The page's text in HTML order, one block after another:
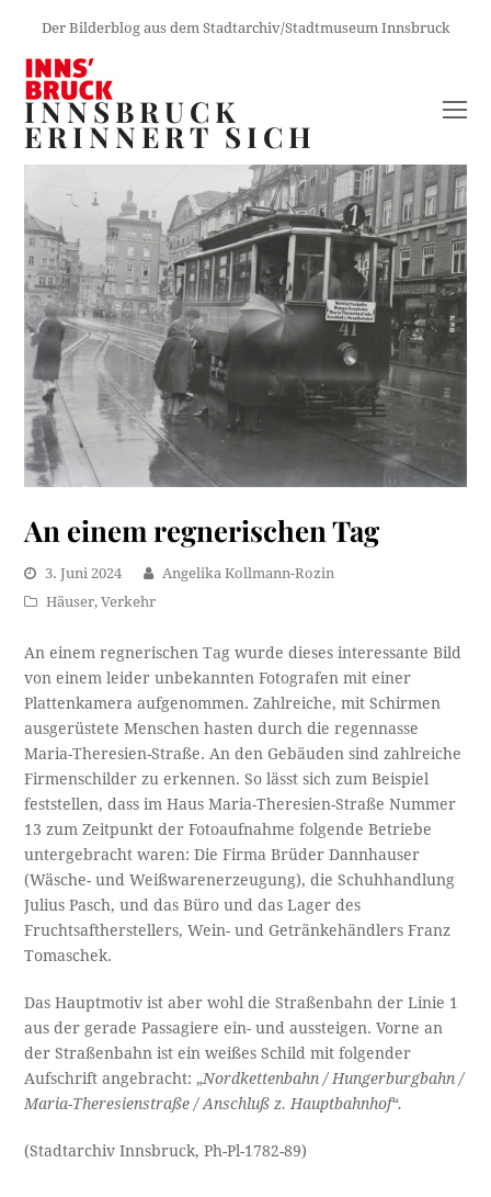
Der Bilderblog aus dem Stadtarchiv/Stadtmuseum Innsbruck
INNSBRUCK
ERINNERT SICH
An einem regnerischen Tag
3. Juni 2024
Angelika Kollmann-Rozin
Häuser,Verkehr
An einem regnerischen Tag wurde dieses interessante Bild
von einem leider unbekannten Fotografen mit einer
Plattenkamera aufgenommen. Zahlreiche, mit Schirmen
ausgerüstete Menschen hasten durch die regennasse
Maria-Theresien-Straße. An den Gebäuden sind zahlreiche
Firmenschilder zu erkennen. So lässt sich zum Beispiel
feststellen, dass im Haus Maria-Theresien-Straße Nummer
13 zum Zeitpunkt der Fotoaufnahme folgende Betriebe
untergebracht waren: Die Firma Brüder Dannhauser
(Wäsche- und Weißwarenerzeugung), die Schuhhandlung
Julius Pasch, und das Büro und das Lager des
Fruchtsaftherstellers, Wein- und Getränkehändlers Franz
Tomaschek.
Das Hauptmotiv ist aber wohl die Straßenbahn der Linie 1
aus der gerade Passagiere ein- und aussteigen. Vorne an
der Straßenbahn ist ein weißes Schild mit folgender
Aufschrift angebracht: „Nordkettenbahn / Hungerburgbahn /
Maria-Theresienstraße / Anschluß z. Hauptbahnhof“.
(Stadtarchiv Innsbruck, Ph-Pl-1782-89)